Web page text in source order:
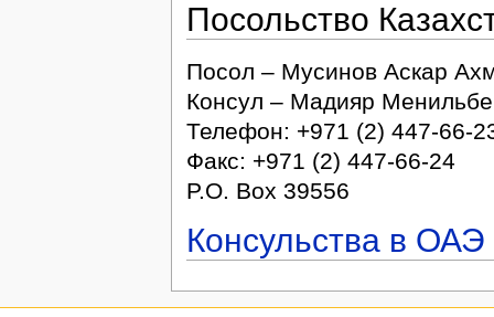
Посольство
Посол – Мусинов Аскар
Консул – Мадияр
Телефон: +971 (2) 447-66-
Факс: +971 (2) 447-66-24
P.O. Box 39556
Консульства в ОАЭ